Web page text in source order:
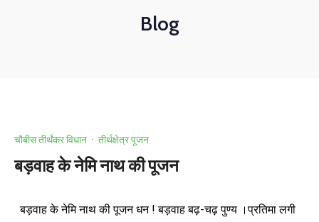
Blog
चौबीस तीर्थंकर विधान · तीर्थक्षेत्र पूजन
बड़वाह के नेमि नाथ की पूजन
बड़वाह के नेमि नाथ की पूजन धन ! बड़वाह बढ़-चढ़ पुण्य ।प्रतिमा लगी